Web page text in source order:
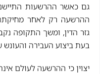
גם כאשר ההרשעות
ההרשעה רק לאחר
גזר הדין, ומשך התקופה
בעת ביצוע העבירה והעונש
יצוין כי ההרשעה לעולם